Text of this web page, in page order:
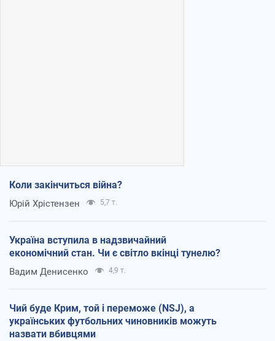
Коли закінчиться війна?
Юрій Хрістензен 5,7 т.
Україна вступила в надзвичайний
економічний стан. Чи є світло вкінці тунелю?
Вадим Денисенко 4,9 т.
Чий буде Крим, той і переможе (NSJ), а
українських футбольних чиновників можуть
назвати вбивцями